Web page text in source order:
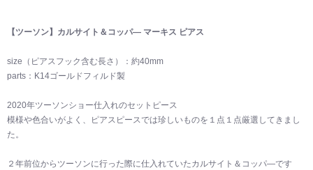
【ツーソン】カルサイト＆コッパ― マーキス ピアス
size（ピアスフック含む長さ）：約40mm
parts：K14ゴールドフィルド製
2020年ツーソンショー仕入れのセットピース
模様や色合いがよく、ピアスピースでは珍しいものを１点１点厳選してきまし
た。
２年前位からツーソンに行った際に仕入れていたカルサイト＆コッパ―です